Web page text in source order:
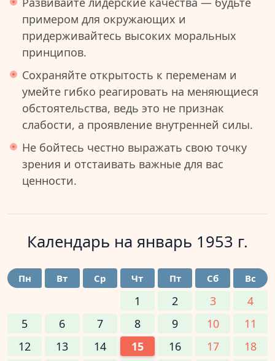
примером для окружающих и
придерживайтесь высоких моральных
принципов.
Сохраняйте открытость к переменам и
умейте гибко реагировать на меняющиеся
обстоятельства, ведь это не признак
слабости, а проявление внутренней силы.
Не бойтесь честно выражать свою точку
зрения и отстаивать важные для вас
ценности.
Календарь на январь 1953 г.
Пн Вт Ср Чт Пт Сб Вс
1 2 3
4
5
6 7 8 9 10
11
12
13 14 15 16 17 18